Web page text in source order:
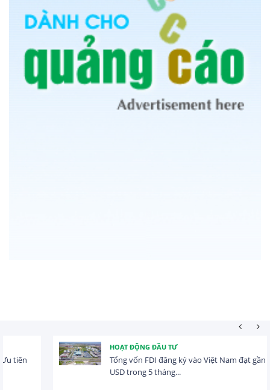
HOẠT ĐỘNG ĐẦU TƯ
Tổng vốn FDI đăng ký vào Việt Nam đạt gần 25 tỷ
USD trong 5 tháng...